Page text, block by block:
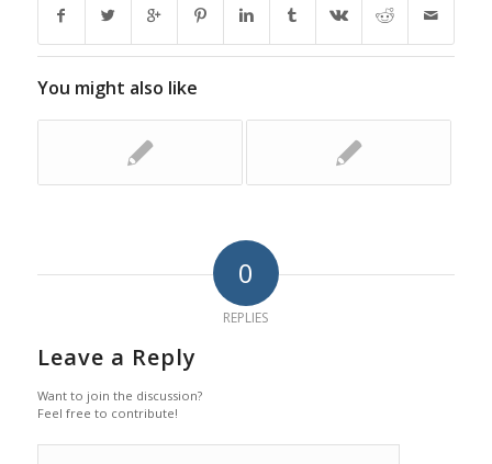
You might also like
0
REPLIES
Leave a Reply
Want to join the discussion?
Feel free to contribute!